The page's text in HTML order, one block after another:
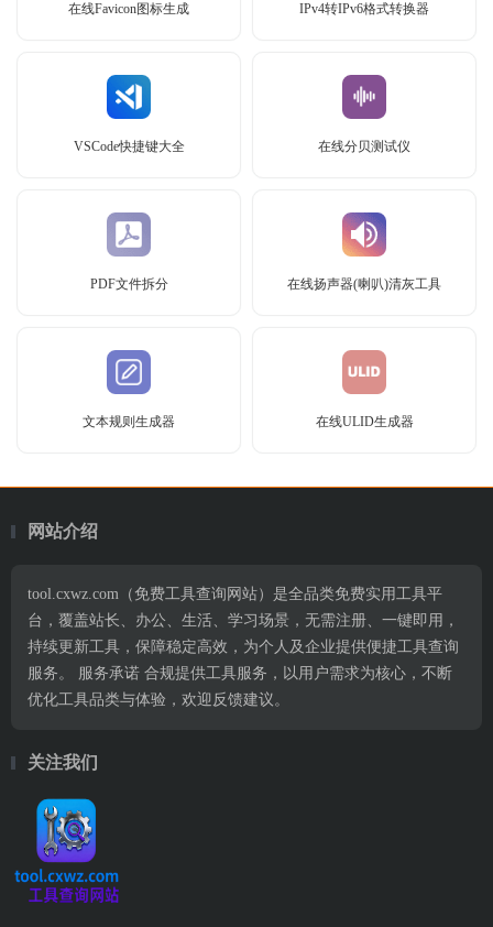
在线Favicon图标生成 IPv4转IPv6格式转换器
VSCode快捷键大全 在线分贝测试仪
PDF文件拆分 在线扬声器(喇叭)清灰工具
文本规则生成器 在线ULID生成器
网站介绍
tool.cxwz.com（免费工具查询网站）是全品类免费实用工具平
台，覆盖站长、办公、生活、学习场景，无需注册、一键即用，
持续更新工具，保障稳定高效，为个人及企业提供便捷工具查询
服务。 服务承诺 合规提供工具服务，以用户需求为核心，不断
优化工具品类与体验，欢迎反馈建议。
关注我们